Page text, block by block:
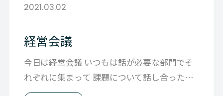
2021.03.02
経営会議
今日は経営会議 いつもは話が必要な部門でそ
れぞれに集まって 課題について話し合ったり
していますが 今日は来期のプランにつ